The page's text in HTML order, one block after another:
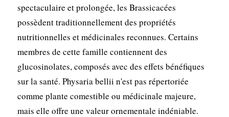
spectaculaire et prolongée, les Brassicacées
possèdent traditionnellement des propriétés
nutritionnelles et médicinales reconnues. Certains
membres de cette famille contiennent des
glucosinolates, composés avec des effets bénéfiques
sur la santé. Physaria bellii n'est pas répertoriée
comme plante comestible ou médicinale majeure,
mais elle offre une valeur ornementale indéniable.